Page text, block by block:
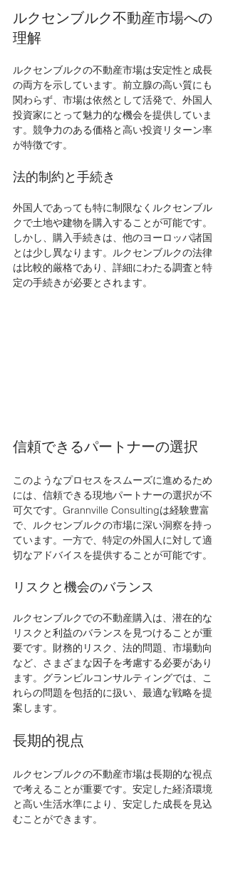
ルクセンブルク不動産市場への
理解
ルクセンブルクの不動産市場は安定性と成長
の両方を示しています。前立腺の高い質にも
関わらず、市場は依然として活発で、外国人
投資家にとって魅力的な機会を提供していま
す。競争力のある価格と高い投資リターン率
が特徴です。
法的制約と手続き
外国人であっても特に制限なくルクセンブル
クで土地や建物を購入することが可能です。
しかし、購入手続きは、他のヨーロッパ諸国
とは少し異なります。ルクセンブルクの法律
は比較的厳格であり、詳細にわたる調査と特
定の手続きが必要とされます。
信頼できるパートナーの選択
このようなプロセスをスムーズに進めるため
には、信頼できる現地パートナーの選択が不
可欠です。Grannville Consultingは経験豊富
で、ルクセンブルクの市場に深い洞察を持っ
ています。一方で、特定の外国人に対して適
切なアドバイスを提供することが可能です。
リスクと機会のバランス
ルクセンブルクでの不動産購入は、潜在的な
リスクと利益のバランスを見つけることが重
要です。財務的リスク、法的問題、市場動向
など、さまざまな因子を考慮する必要があり
ます。グランビルコンサルティングでは、こ
れらの問題を包括的に扱い、最適な戦略を提
案します。
長期的視点
ルクセンブルクの不動産市場は長期的な視点
で考えることが重要です。安定した経済環境
と高い生活水準により、安定した成長を見込
むことができます。